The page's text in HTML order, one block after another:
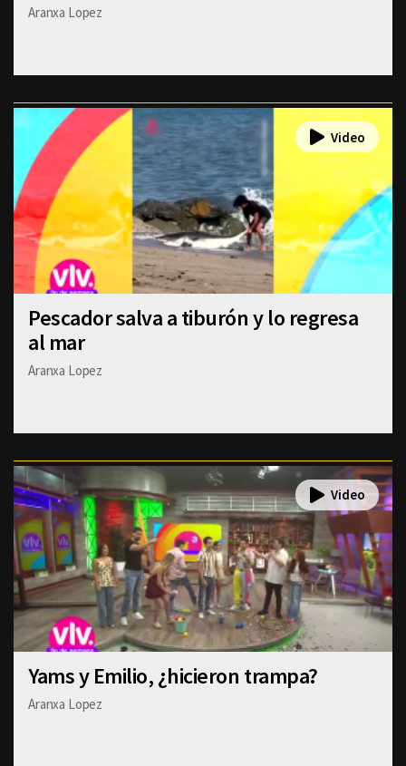
Aranxa Lopez
Pescador salva a tiburón y lo regresa
al mar
Aranxa Lopez
Yams y Emilio, ¿hicieron trampa?
Aranxa Lopez